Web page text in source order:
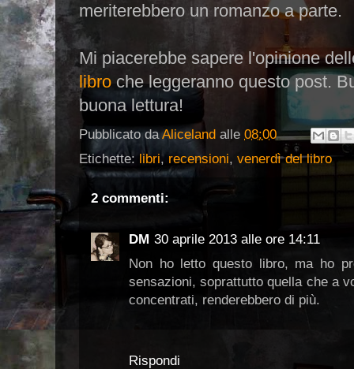
meriterebbero un romanzo a parte.
Mi piacerebbe sapere l'opinione
libroche leggeranno questo post.
buona lettura!
Pubblicato daAliceland alle 08:00
Etichette: libri, recensioni, venerdì del libro
2 commenti:
DM 30 aprile 2013 alle ore 14:11
Non ho letto questo libro, ma ho
sensazioni, soprattutto quella che a
concentrati, renderebbero di più.
Rispondi